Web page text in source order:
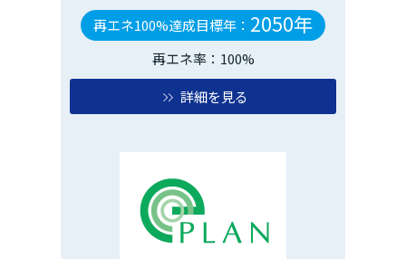
再エネ100%達成目標年： 2050年
再エネ率：100%
詳細を見る